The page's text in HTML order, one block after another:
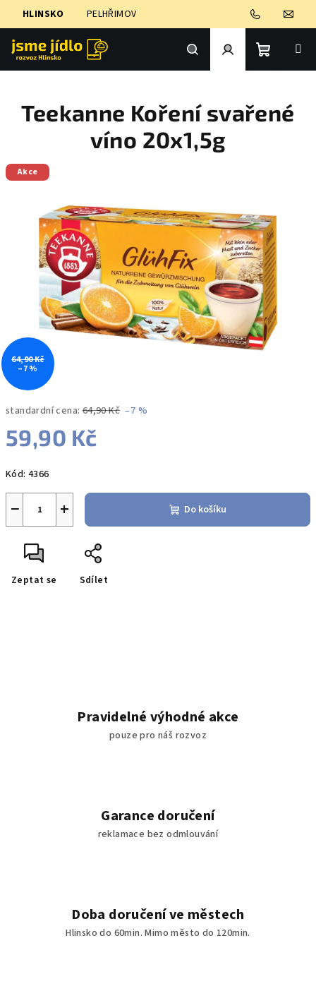
HLINSKO PELHŘIMOV
Hledat PřihlášeníNákupní
košík
standardní cena: 64,90 Kč –7 %
59,90 Kč
cena:
Kód: 4366
+
− Do košíku
Zeptat se Sdílet
Teekanne Koření svařené
víno 20x1,5g
Akce
64,90 Kč
–7 %
Pravidelné výhodné akce
pouze pro náš rozvoz
Garance doručení
reklamace bez odmlouvání
Doba doručení ve městech
Hlinsko do 60min. Mimo město do 120min.